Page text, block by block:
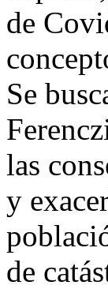
de
Se
las
y
de